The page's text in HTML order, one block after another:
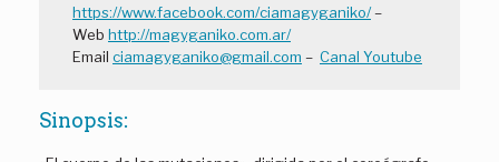
https://www.facebook.com/ciamagyganiko/–
Web http://magyganiko.com.ar/
Email ciamagyganiko@gmail.com – Canal Youtube
Sinopsis: